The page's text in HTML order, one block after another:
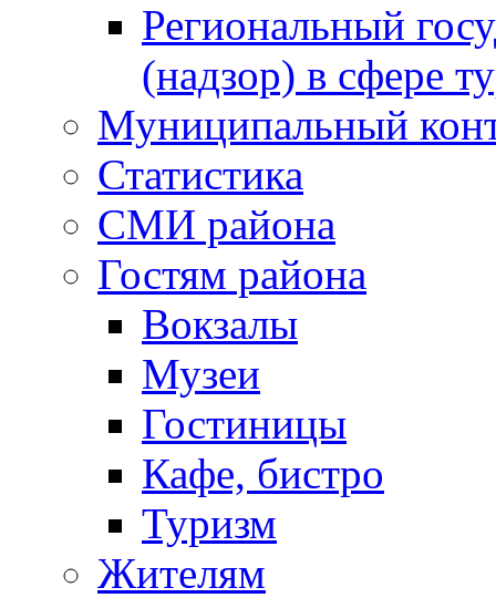
Региональный
(надзор) в сфере
Муниципальный
Статистика
СМИ района
Гостям района
Вокзалы
Музеи
Гостиницы
Кафе, бистро
Туризм
Жителям